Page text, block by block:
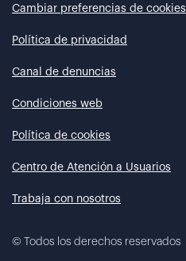
Cambiar preferencias de cookies
Política de privacidad
Canal de denuncias
Condiciones web
Política de cookies
Centro de Atención a Usuarios
Trabaja con nosotros
© Todos los derechos reservados